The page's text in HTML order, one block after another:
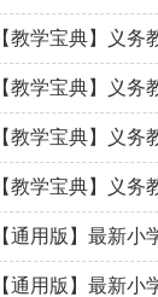
【教学宝典】义
【教学宝典】义
【教学宝典】义
【教学宝典】义
【通用版】最新小
【通用版】最新小